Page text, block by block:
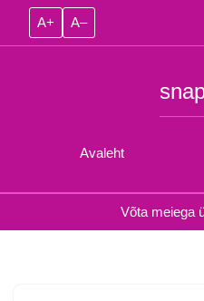
A+ A–
Avaleht
Võta meiega